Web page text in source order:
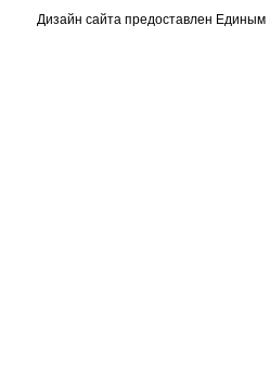
Дизайн сайта предоставлен